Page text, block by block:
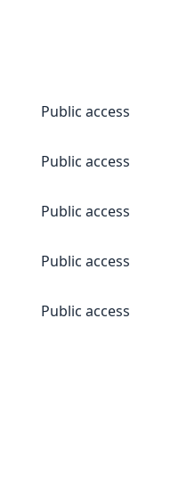
Public access
Public access
Public access
Public access
Public access